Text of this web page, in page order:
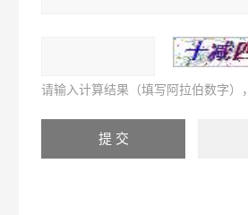
请输入计算结果（填写阿拉伯数字）